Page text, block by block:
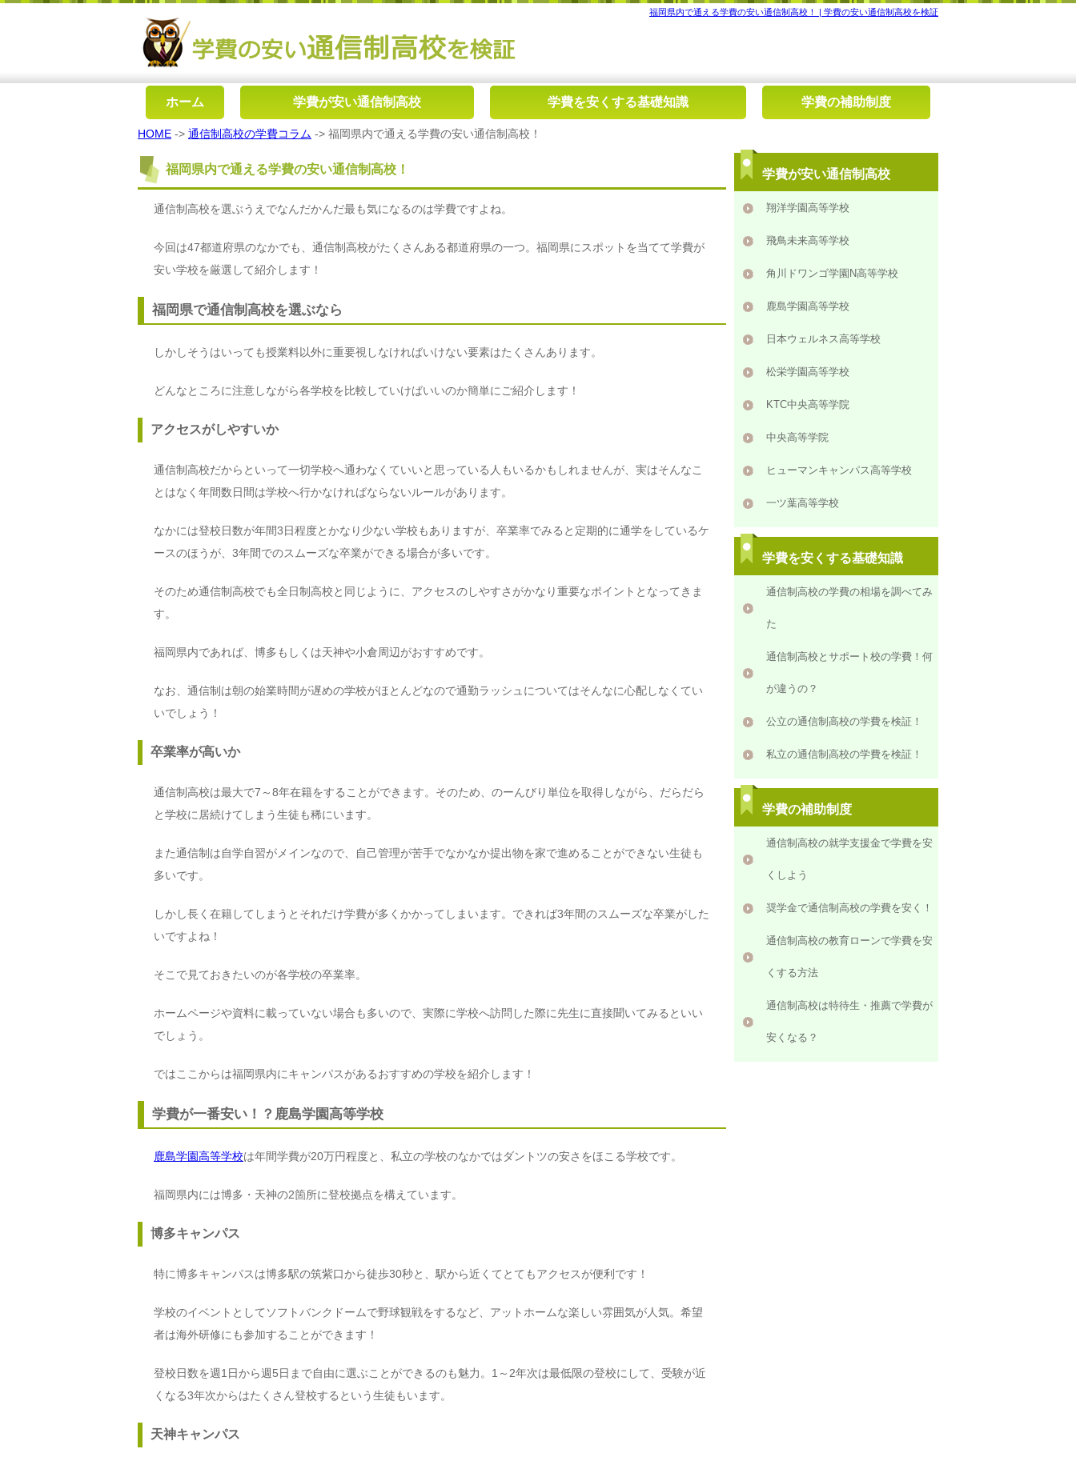
福岡県内で通える学費の安い通信制高校！ | 学費の安い通信制高校を検証
ホーム 学費が安い通信制高校 学費を安くする基礎知識 学費の補助制度
HOME -> 通信制高校の学費コラム -> 福岡県内で通える学費の安い通信制高校！
福岡県内で通える学費の安い通信制高校！
通信制高校を選ぶうえでなんだかんだ最も気になるのは学費ですよね。
今回は47都道府県のなかでも、通信制高校がたくさんある都道府県の一つ。福岡県にスポットを当てて学費が
安い学校を厳選して紹介します！
福岡県で通信制高校を選ぶなら
しかしそうはいっても授業料以外に重要視しなければいけない要素はたくさんあります。
どんなところに注意しながら各学校を比較していけばいいのか簡単にご紹介します！
アクセスがしやすいか
通信制高校だからといって一切学校へ通わなくていいと思っている人もいるかもしれませんが、実はそんなこ
とはなく年間数日間は学校へ行かなければならないルールがあります。
なかには登校日数が年間3日程度とかなり少ない学校もありますが、卒業率でみると定期的に通学をしているケ
ースのほうが、3年間でのスムーズな卒業ができる場合が多いです。
そのため通信制高校でも全日制高校と同じように、アクセスのしやすさがかなり重要なポイントとなってきま
す。
福岡県内であれば、博多もしくは天神や小倉周辺がおすすめです。
なお、通信制は朝の始業時間が遅めの学校がほとんどなので通勤ラッシュについてはそんなに心配しなくてい
いでしょう！
卒業率が高いか
通信制高校は最大で7～8年在籍をすることができます。そのため、のーんびり単位を取得しながら、だらだら
と学校に居続けてしまう生徒も稀にいます。
また通信制は自学自習がメインなので、自己管理が苦手でなかなか提出物を家で進めることができない生徒も
多いです。
しかし長く在籍してしまうとそれだけ学費が多くかかってしまいます。できれば3年間のスムーズな卒業がした
いですよね！
そこで見ておきたいのが各学校の卒業率。
ホームページや資料に載っていない場合も多いので、実際に学校へ訪問した際に先生に直接聞いてみるといい
でしょう。
ではここからは福岡県内にキャンパスがあるおすすめの学校を紹介します！
学費が一番安い！？鹿島学園高等学校
鹿島学園高等学校は年間学費が20万円程度と、私立の学校のなかではダントツの安さをほこる学校です。
福岡県内には博多・天神の2箇所に登校拠点を構えています。
博多キャンパス
特に博多キャンパスは博多駅の筑紫口から徒歩30秒と、駅から近くてとてもアクセスが便利です！
学校のイベントとしてソフトバンクドームで野球観戦をするなど、アットホームな楽しい雰囲気が人気。希望
者は海外研修にも参加することができます！
登校日数を週1日から週5日まで自由に選ぶことができるのも魅力。1～2年次は最低限の登校にして、受験が近
くなる3年次からはたくさん登校するという生徒もいます。
天神キャンパス
学費が安い通信制高校
翔洋学園高等学校
飛鳥未来高等学校
角川ドワンゴ学園N高等学校
鹿島学園高等学校
日本ウェルネス高等学校
松栄学園高等学校
KTC中央高等学院
中央高等学院
ヒューマンキャンパス高等学校
一ツ葉高等学校
学費を安くする基礎知識
通信制高校の学費の相場を調べてみ
た
通信制高校とサポート校の学費！何
が違うの？
公立の通信制高校の学費を検証！
私立の通信制高校の学費を検証！
学費の補助制度
通信制高校の就学支援金で学費を安
くしよう
奨学金で通信制高校の学費を安く！
通信制高校の教育ローンで学費を安
くする方法
通信制高校は特待生・推薦で学費が
安くなる？